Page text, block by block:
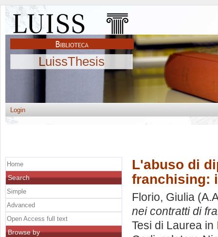
LuissThesis
Login
L'abuso di
franchising:
Florio, Giulia
nei contratti di
Tesi di Laurea in
Home
Search
Simple
Advanced
Open Access full text
Browse by